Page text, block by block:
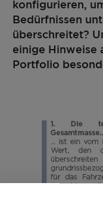
konfigurieren,
Bedürfnissen
überschreitet?
einige Hinweise
Portfolio